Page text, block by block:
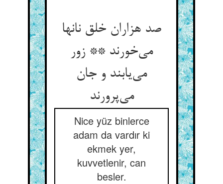
صد هزاران خلق نانها
می‌خورند ** زور
می‌یابند و جان
می‌پرورند
Nice yüz binlerce
adam da vardır ki
ekmek yer,
kuvvetlenir, can
besler.